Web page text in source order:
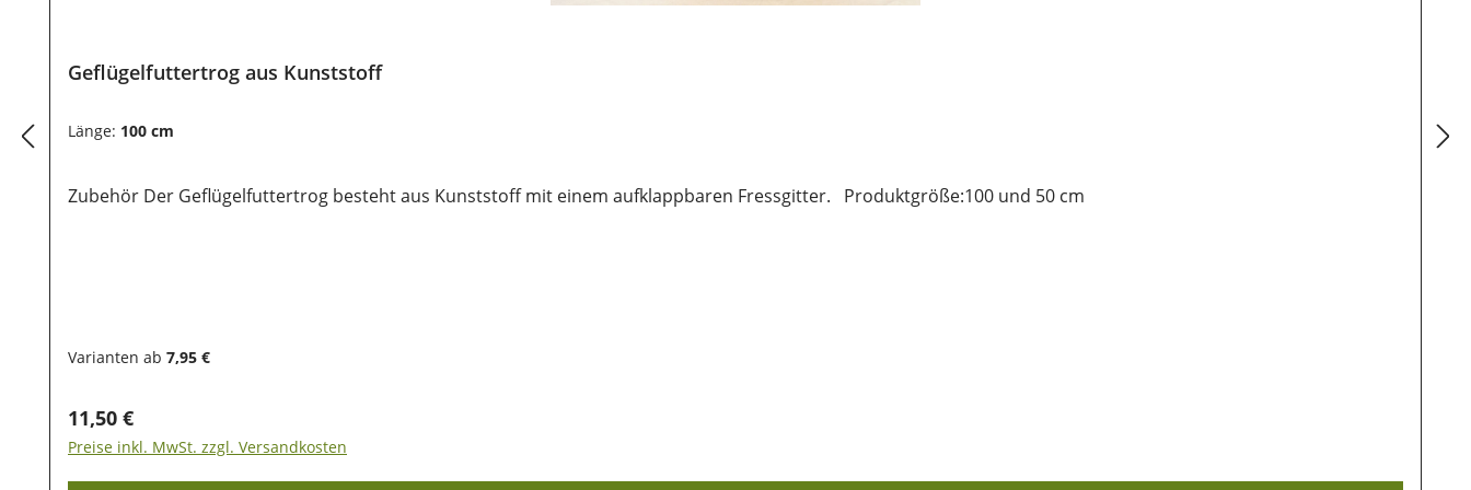
Geflügelfuttertrog aus Kunststoff
Länge: 100 cm
Zubehör Der Geflügelfuttertrog besteht aus Kunststoff mit einem aufklappbaren Fressgitter. Produktgröße:100 und 50 cm
Varianten ab 7,95 €
Regulärer Preis:
11,50 €
Preise inkl. MwSt. zzgl. Versandkosten